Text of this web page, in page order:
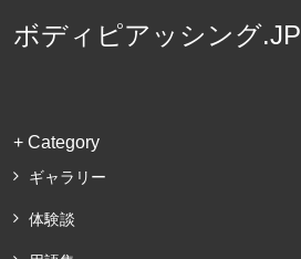
ボディピアッシング.JP
+ Category
ギャラリー
体験談